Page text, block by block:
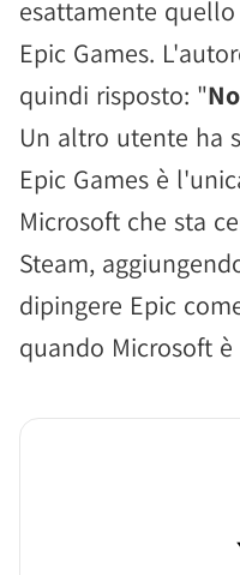
esattamente
Epic Games.
quindi risposto: "
Un altro utente ha
Epic Games è
Microsoft che sta
Steam,
dipingere Epic
quando Microsoft